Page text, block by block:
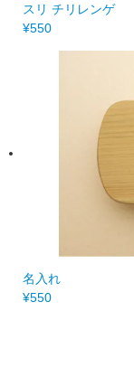
スリ チリレンゲ
¥550
名入れ
¥550